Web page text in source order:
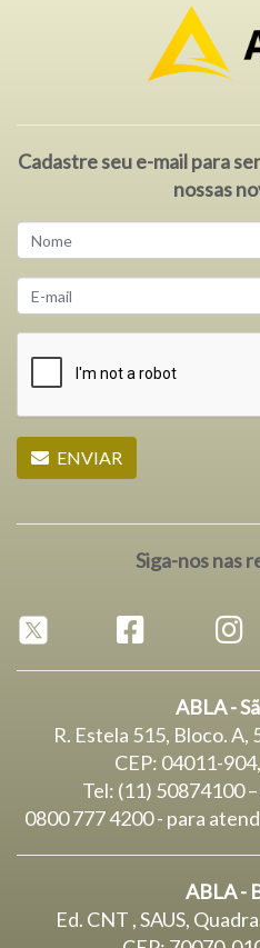
Cadastre seu e-mail para
nossas
ENVIAR
Siga-nos nas
ABLA -
R. Estela 515, Bloco. A,
CEP: 04011-
Tel: (11) 50874100
0800 777 4200 - para
ABLA -
Ed. CNT , SAUS,